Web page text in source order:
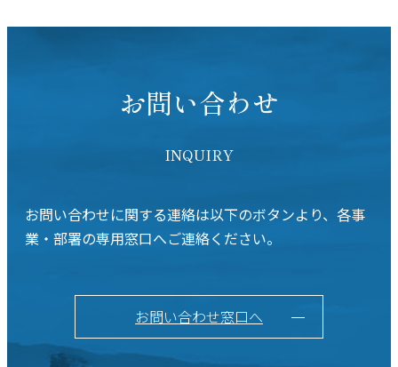
お問い合わせ
INQUIRY
お問い合わせに関する連絡は以下のボタンより、各事
業・部署の専用窓口へご連絡ください。
お問い合わせ窓口へ